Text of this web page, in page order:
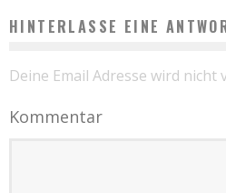
HINTERLASSE EINE
Deine Email Adresse wird nicht
Kommentar